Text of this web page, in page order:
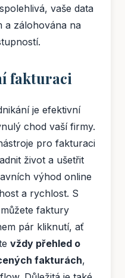
vaše data
a zálohována na
fakturaci
je efektivní
chod vaší firmy.
pro fakturaci
život a ušetřit
výhod online
a rychlost. S
faktury
pár kliknutí, ať
vždy přehled o
fakturách,